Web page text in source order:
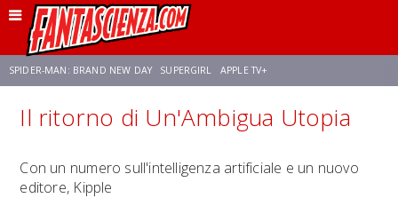
SPIDER-MAN: BRAND NEW DAY SUPERGIRL APPLE TV+
FRANCO RICCIARDIELLO ZENDAYA AVENGERS: DOOMSDAY STAR TREK
NETFLIX SADIE SINK
Il ritorno di Un'Ambigua Utopia
Con un numero sull'intelligenza artificiale e un nuovo
editore, Kipple